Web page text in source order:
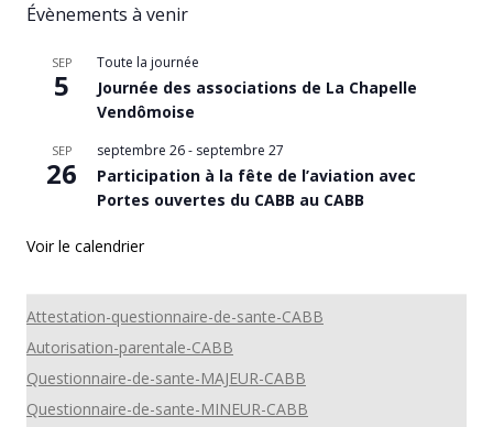
Évènements à venir
SEP
5
Toute la journée
Journée des associations de La Chapelle
Vendômoise
SEP
26
septembre 26- septembre 27
Participation à la fête de l’aviation avec
Portes ouvertes du CABB au CABB
Voir le calendrier
Attestation-questionnaire-de-sante-CABB
Autorisation-parentale-CABB
Questionnaire-de-sante-MAJEUR-CABB
Questionnaire-de-sante-MINEUR-CABB